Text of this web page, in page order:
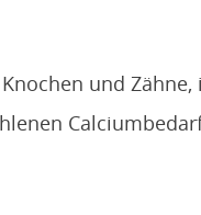
und